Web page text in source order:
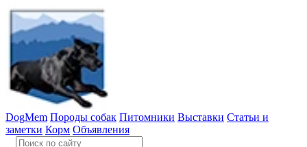
DogMem Породы собак Питомники Выставки Статьи и
заметки Корм Объявления